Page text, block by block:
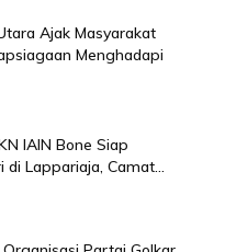
Ajak Masyarakat
Menghadapi
IAIN Bone Siap
di Lappariaja, Camat...